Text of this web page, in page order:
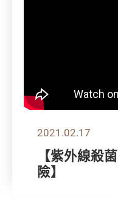
2021.02.17
【紫外線殺
險】